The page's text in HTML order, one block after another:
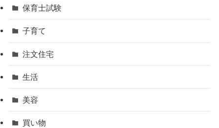
保育士試験
子育て
注文住宅
生活
美容
買い物